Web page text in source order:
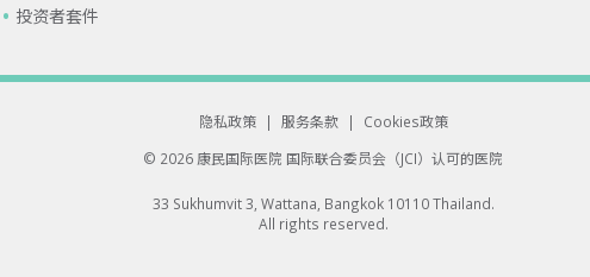
投资者套件
隐私政策 | 服务条款 |
Cookies政策
© 2026 康民国际医院 国际联合委员会（JCI）认可的医院
33 Sukhumvit 3, Wattana, Bangkok 10110 Thailand.
All rights reserved.